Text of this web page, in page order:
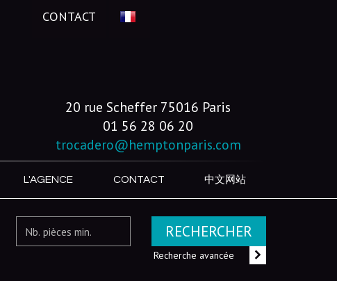
CONTACT
20 rue Scheffer 75016 Paris
01 56 28 06 20
trocadero@hemptonparis.com
L'AGENCE CONTACT 中文网站
RECHERCHER
Recherche avancée